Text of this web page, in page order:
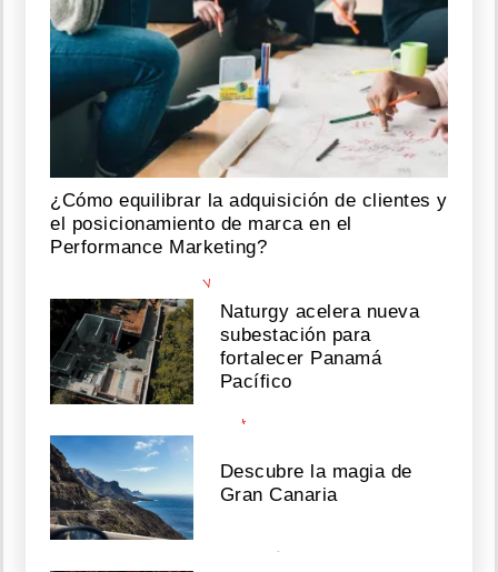
S
e
r
á
q
u
y
@
e
l
r
t
n
E
¿Cómo equilibrar la adquisición de clientes y
el posicionamiento de marca en el
Performance Marketing?
Naturgy acelera nueva
subestación para
fortalecer Panamá
Pacífico
Descubre la magia de
Gran Canaria